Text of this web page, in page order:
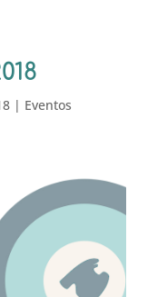
| Eventos